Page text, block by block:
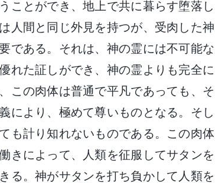
ことができ、地上で共に暮らす堕落し
人間と同じ外見を持つが、受肉した神
である。それは、神の霊には不可能な
れた証しができ、神の霊よりも完全に
この肉体は普通で平凡であっても、そ
により、極めて尊いものとなる。そし
も計り知れないものである。この肉体
きによって、人類を征服してサタンを
る。神がサタンを打ち負かして人類を